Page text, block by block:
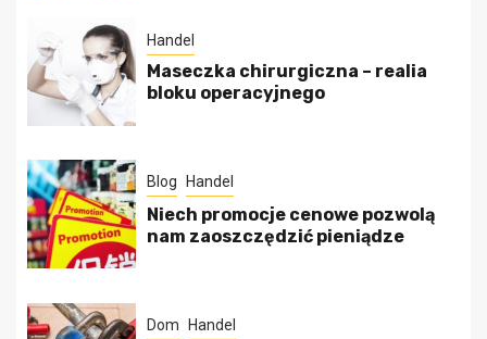
Handel
Maseczka chirurgiczna – realia
bloku operacyjnego
Blog Handel
Niech promocje cenowe pozwolą
nam zaoszczędzić pieniądze
Dom Handel